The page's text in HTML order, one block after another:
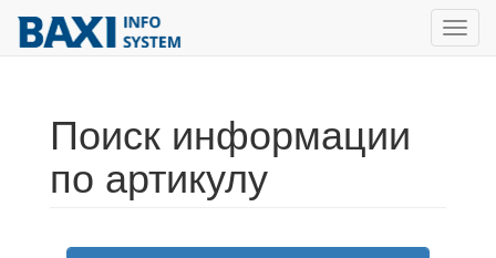
Поиск информации
по артикулу